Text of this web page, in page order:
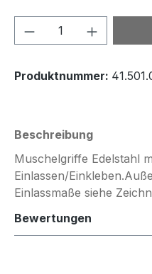
Produkt Anzahl:
Produktnummer:
Beschreibung
Muschelgriffe Edelstahl
Einlassen/
Einlassmaße siehe
Bewertungen